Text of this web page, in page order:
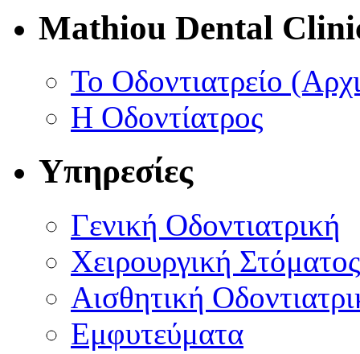
Mathiou Dental
Το Οδοντιατρείο
Η Οδοντίατρος
Υπηρεσίες
Γενική Οδοντιατρική
Χειρουργική Στόματος
Αισθητική
Εμφυτεύματα